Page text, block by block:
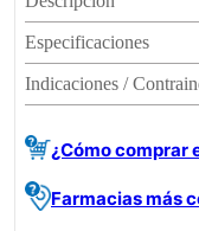
Especificaciones
Indicaciones /
¿Cómo comprar
Farmacias más